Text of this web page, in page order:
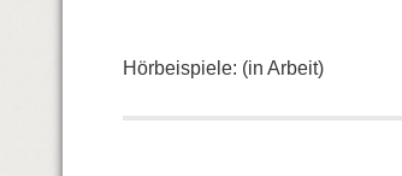
Hörbeispiele: (in Arbeit)